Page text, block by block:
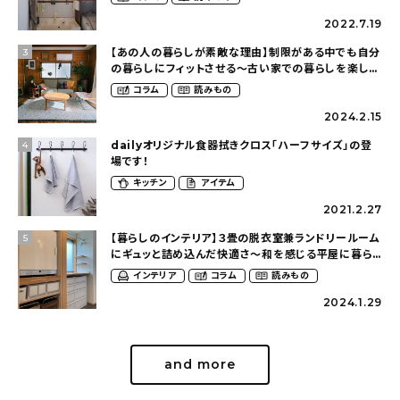
（asasa0509さん）
2022.7.19
3
【あの人の暮らしが素敵な理由】制限がある中でも自分
の暮らしにフィットさせる〜古い家での暮らしを楽しむ
（idasanchiさん）
コラム 読みもの
2024.2.15
4
dailyオリジナル食器拭きクロス「ハーフサイズ」の登
場です！
キッチン アイテム
2021.2.27
5
【暮らしのインテリア】３畳の脱衣室兼ランドリールーム
にギュッと詰め込んだ快適さ〜和を感じる平屋に暮ら
す（heco_homeさん）
インテリア コラム 読みもの
2024.1.29
and more